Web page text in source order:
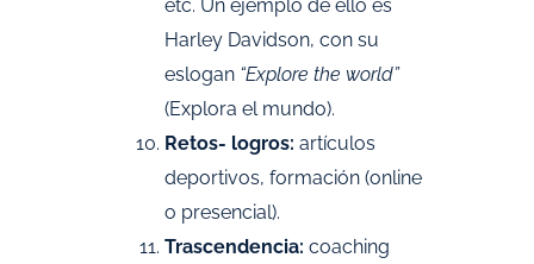
etc. Un ejemplo de ello es
Harley Davidson, con su
eslogan “Explore the world”
(Explora el mundo).
Retos- logros: artículos
deportivos, formación (online
o presencial).
Trascendencia: coaching